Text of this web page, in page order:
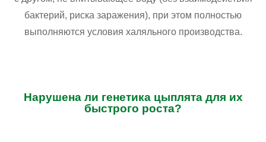
бактерий, риска заражения), при этом полностью
выполняются условия халяльного производства.
Нарушена ли генетика цыплята для их
быстрого роста?